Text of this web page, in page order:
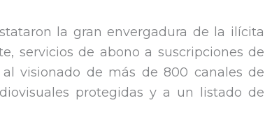
la gran envergadura de la ilícita
servicios de abono a suscripciones de
visionado de más de 800 canales de
protegidas y a un listado de